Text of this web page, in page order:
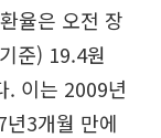
율은 오전 장
준) 19.4원
. 이는 2009년
3개월 만에